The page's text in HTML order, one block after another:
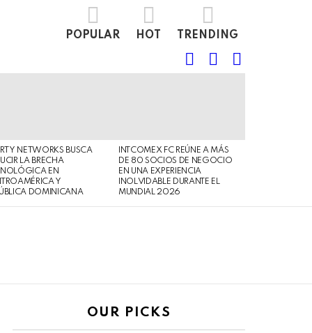
POPULAR HOT TRENDING
FOLLOWSEARCH
NETWORKS BUSCA
LA BRECHA
EN
Y
DOMINICANA
INTCOMEX FC REÚNE A MÁS
DE 80 SOCIOS DE NEGOCIO
EN UNA EXPERIENCIA
INOLVIDABLE DURANTE EL
MUNDIAL 2026
OUR PICKS